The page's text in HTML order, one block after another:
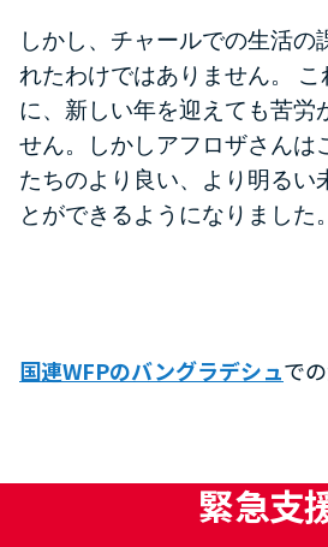
しかし、チャールでの生活の
れたわけではありません。
こ
に、新しい年を迎えても苦労
せん。
しかしアフロザさんは
たちのより良い、より明るい
とができるようになりました。
国連WFPのバングラデシュで
緊急支